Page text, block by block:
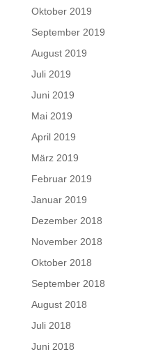
Oktober 2019
September 2019
August 2019
Juli 2019
Juni 2019
Mai 2019
April 2019
März 2019
Februar 2019
Januar 2019
Dezember 2018
November 2018
Oktober 2018
September 2018
August 2018
Juli 2018
Juni 2018